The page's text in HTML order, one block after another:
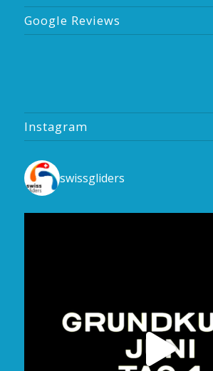
Google Reviews
Instagram
swissgliders